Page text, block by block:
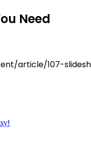
Need
article/107-